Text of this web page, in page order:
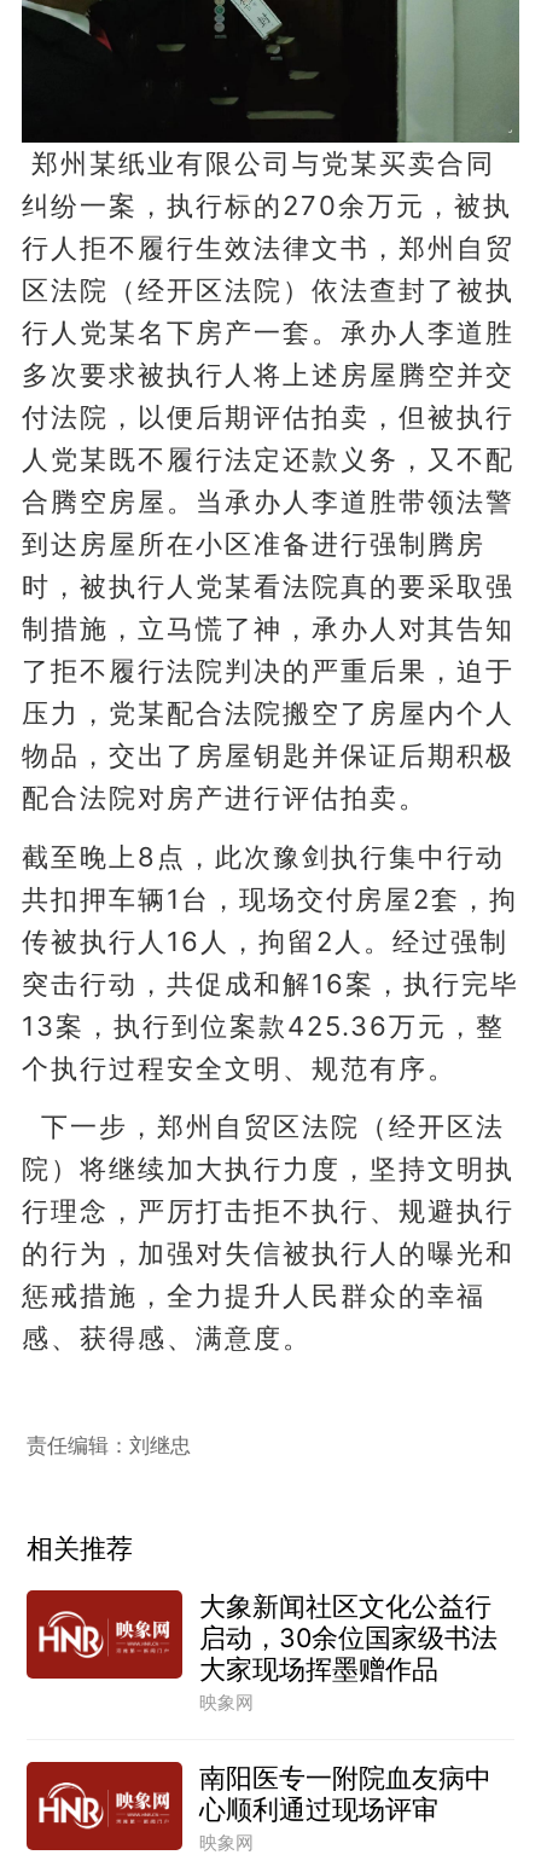
郑州某纸业有限公司与党某买卖合同
纠纷一案，执行标的270余万元，被执
行人拒不履行生效法律文书，郑州自贸
区法院（经开区法院）依法查封了被执
行人党某名下房产一套。承办人李道胜
多次要求被执行人将上述房屋腾空并交
付法院，以便后期评估拍卖，但被执行
人党某既不履行法定还款义务，又不配
合腾空房屋。当承办人李道胜带领法警
到达房屋所在小区准备进行强制腾房
时，被执行人党某看法院真的要采取强
制措施，立马慌了神，承办人对其告知
了拒不履行法院判决的严重后果，迫于
压力，党某配合法院搬空了房屋内个人
物品，交出了房屋钥匙并保证后期积极
配合法院对房产进行评估拍卖。
截至晚上8点，此次豫剑执行集中行动
共扣押车辆1台，现场交付房屋2套，拘
传被执行人16人，拘留2人。经过强制
突击行动，共促成和解16案，执行完毕
13案，执行到位案款425.36万元，整
个执行过程安全文明、规范有序。
下一步，郑州自贸区法院（经开区法
院）将继续加大执行力度，坚持文明执
行理念，严厉打击拒不执行、规避执行
的行为，加强对失信被执行人的曝光和
惩戒措施，全力提升人民群众的幸福
感、获得感、满意度。
责任编辑：刘继忠
相关推荐
大象新闻社区文化公益行
启动，30余位国家级书法
大家现场挥墨赠作品
映象网
南阳医专一附院血友病中
心顺利通过现场评审
映象网